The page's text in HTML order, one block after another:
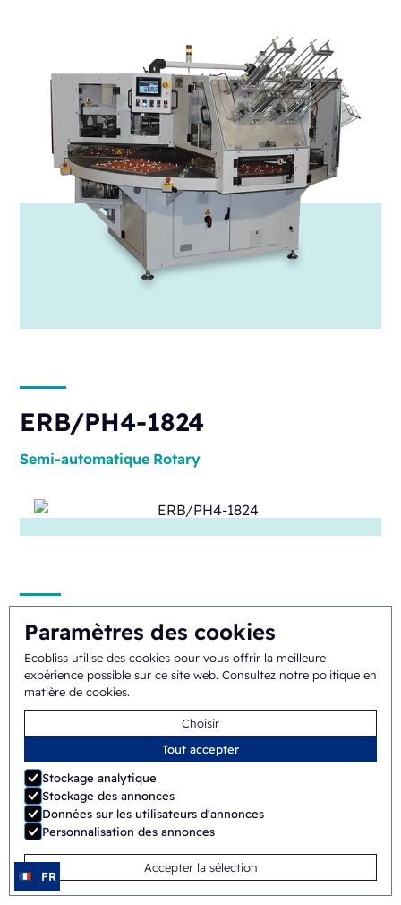
Paramètres des cookies
Ecobliss utilise des cookies pour vous offrir la meilleure
expérience possible sur ce site web. Consultez notre politique en
matière de cookies.
Choisir
Tout accepter
Stockage analytique
Stockage des annonces
Données sur les utilisateurs d'annonces
Personnalisation des annonces
Accepter la sélection
ERB/PH4-1824
Semi-automatique Rotary
SB/PH1-1824
Manuel Shuttle
ERB/PH4-1418
Semi-automatique Rotary
FR